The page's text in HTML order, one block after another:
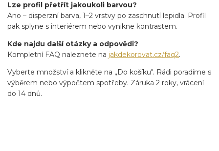
Lze profil přetřít jakoukoli barvou?
Ano – disperzní barva, 1–2 vrstvy po zaschnutí lepidla. Profil
pak splyne s interiérem nebo vynikne kontrastem.
Kde najdu další otázky a odpovědi?
Kompletní FAQ naleznete na jakdekorovat.cz/faq2.
Vyberte množství a klikněte na „Do košíku". Rádi poradíme s
výběrem nebo výpočtem spotřeby. Záruka 2 roky, vrácení
do 14 dnů.